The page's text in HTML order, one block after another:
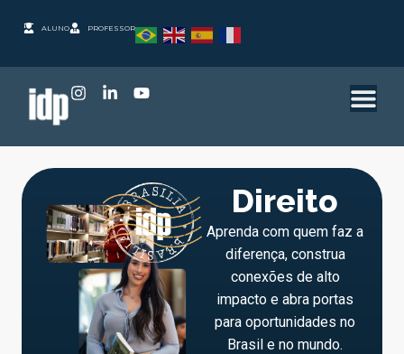
ALUNO PROFESSOR
Direito
Aprenda com quem faz a
diferença, construa
conexões de alto
impacto e abra portas
para oportunidades no
Brasil e no mundo.